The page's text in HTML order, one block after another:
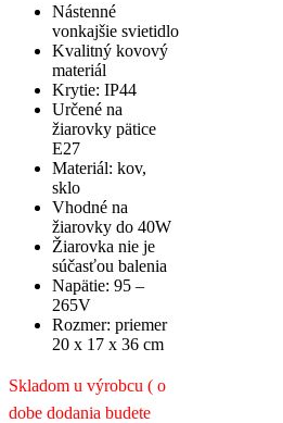
Nástenné
vonkajšie svietidlo
Kvalitný kovový
materiál
Krytie: IP44
Určené na
žiarovky pätice
E27
Materiál: kov,
sklo
Vhodné na
žiarovky do 40W
Žiarovka nie je
súčasťou balenia
Napätie: 95 –
265V
Rozmer: priemer
20 x 17 x 36 cm
Skladom u výrobcu ( o
dobe dodania budete